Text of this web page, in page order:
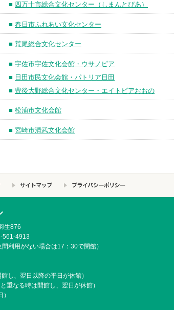
■ 四万十市総合文化センター（しまんとぴあ）
■ 春日市ふれあい文化センター
■ 荒尾総合文化センター
■ 宇佐市宇佐文化会館・ウサノピア
■ 日田市民文化会館・パトリア日田
■ 豊後大野総合文化センター・エイトピアおおの
■ 松浦市文化会館
■ 宮崎市清武文化会館
生876
561-4913
利用がない場合は17：30で閉館）
し、翌日以降の平日が休館）
重なる時は開館し、翌日が休館）